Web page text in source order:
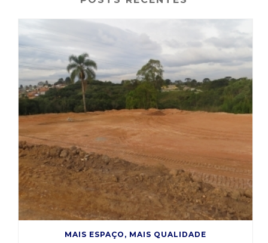
MAIS ESPAÇO, MAIS QUALIDADE